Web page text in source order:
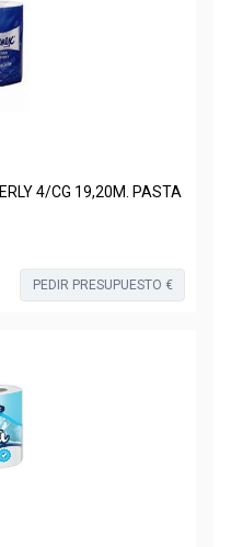
4/CG 19,20M. PASTA
PEDIR PRESUPUESTO €